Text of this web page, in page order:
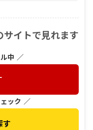
サイトで見れます
中 ／
ック ／
す